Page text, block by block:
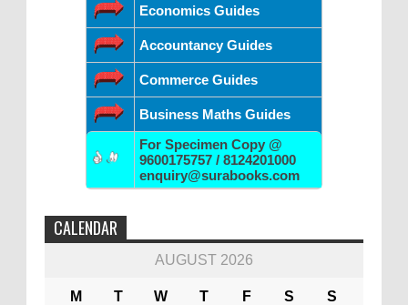
Economics Guides
Accountancy Guides
Commerce Guides
Business Maths Guides
For Specimen Copy @
9600175757 / 8124201000
enquiry@surabooks.com
CALENDAR
AUGUST 2026
M T W T F S
S